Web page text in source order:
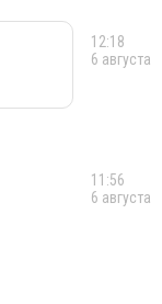
12:18
6 августа
11:56
6 августа